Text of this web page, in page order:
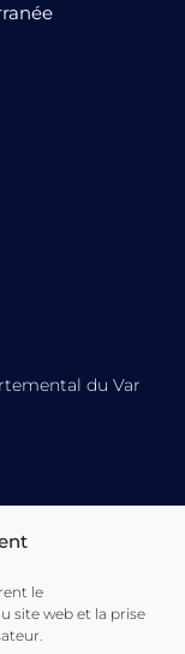
le
site web et la prise
du Var
Ville de